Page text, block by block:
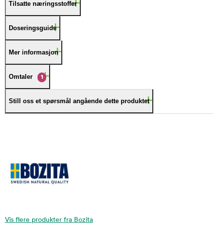
Tilsatte næringsstoffer
Doseringsguide
Mer informasjon
Omtaler 1
Still oss et spørsmål angående dette produktet
Vis flere produkter fra Bozita